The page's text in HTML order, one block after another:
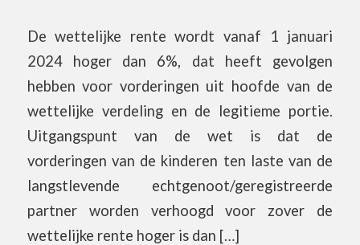
De wettelijke rente wordt vanaf 1 januari
2024 hoger dan 6%, dat heeft gevolgen
hebben voor vorderingen uit hoofde van de
wettelijke verdeling en de legitieme portie.
Uitgangspunt van de wet is dat de
vorderingen van de kinderen ten laste van de
langstlevende echtgenoot/geregistreerde
partner worden verhoogd voor zover de
wettelijke rente hoger is dan […]